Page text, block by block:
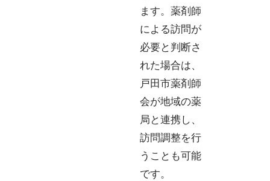
ます。 薬剤師
による訪問が
必要と判断さ
れた場合は、
戸田市薬剤師
会が地域の薬
局と連携し、
訪問調整を行
うことも可能
です。